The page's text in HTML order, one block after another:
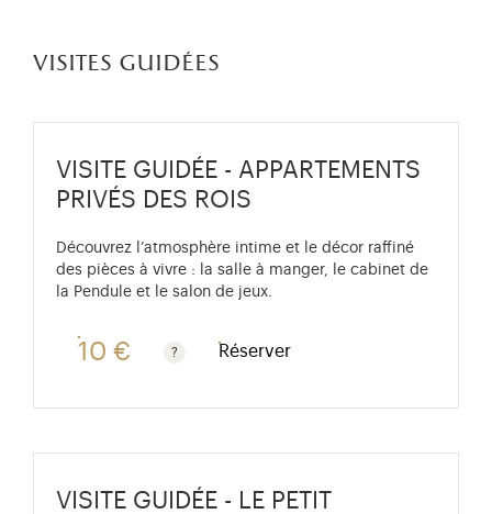
visites guidées
VISITE GUIDÉE - APPARTEMENTS
PRIVÉS DES ROIS
Découvrez l’atmosphère intime et le décor raffiné
des pièces à vivre : la salle à manger, le cabinet de
la Pendule et le salon de jeux.
10 €
Gratuit pour les enfants de moins de 10 ans. Tarif
Réserver
VISITE GUIDÉE - LE PETIT